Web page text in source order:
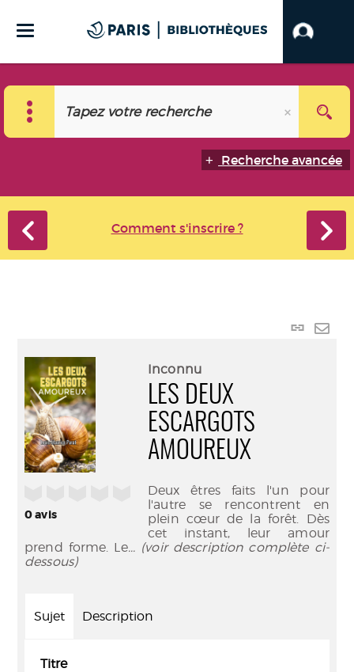
Recherche avancée
Comment s'inscrire ?
Lien
0avis
Inconnu
LES DEUX
ESCARGOTS
AMOUREUX
Deux êtres faits l'un pour
l'autre se rencontrent en
plein cœur de la forêt. Dès
cet instant, leur amour
prend forme. Le... (voir description complète ci-
dessous)
Sujet Description
Titre